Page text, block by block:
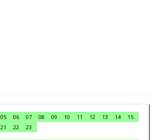
05 06 07 08 09 10 11 12 13 14
15
21 22
23